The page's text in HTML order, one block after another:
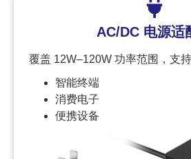
AC/DC 电源适
覆盖 12W–120W 功率范围，支
智能终端
消费电子
便携设备